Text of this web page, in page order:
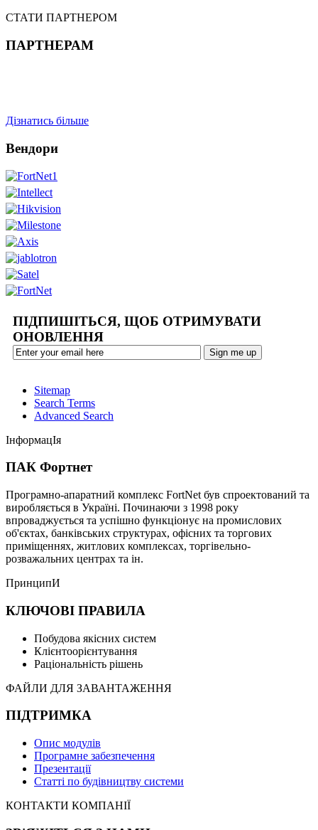
СТАТИ ПАРТНЕРОМ
ПАРТНЕРАМ
Дізнатись більше
Вендори
ПІДПИШІТЬСЯ, ЩОБ ОТРИМУВАТИ
ОНОВЛЕННЯ
Sitemap
Search Terms
Advanced Search
ІнформацІя
ПАК Фортнет
Програмно-апаратний комплекс FortNet був спроектований та
виробляється в Україні. Починаючи з 1998 року
впроваджується та успішно функціонує на промислових
об'єктах, банківських структурах, офісних та торгових
приміщеннях, житлових комплексах, торгівельно-
розважальних центрах та ін.
ПринципИ
КЛЮЧОВІ ПРАВИЛА
Побудова якісних систем
Клієнтоорієнтування
Раціональність рішень
ФАЙЛИ ДЛЯ ЗАВАНТАЖЕННЯ
ПІДТРИМКА
Опис модулів
Програмне забезпечення
Презентації
Статті по будівництву системи
КОНТАКТИ КОМПАНІЇ